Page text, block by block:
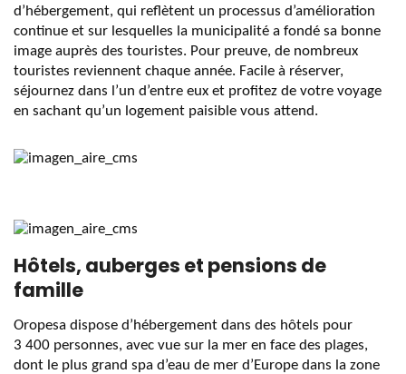
d’hébergement, qui reflètent un processus d’amélioration
continue et sur lesquelles la municipalité a fondé sa bonne
image auprès des touristes. Pour preuve, de nombreux
touristes reviennent chaque année. Facile à réserver,
séjournez dans l’un d’entre eux et profitez de votre voyage
en sachant qu’un logement paisible vous attend.
Hôtels, auberges et pensions de
famille
Oropesa dispose d’hébergement dans des hôtels pour
3 400 personnes, avec vue sur la mer en face des plages,
dont le plus grand spa d’eau de mer d’Europe dans la zone